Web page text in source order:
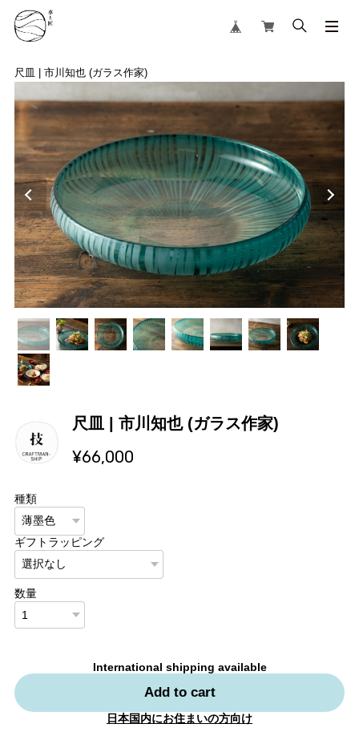
尺皿 | 市川知也 (ガラス作家)
尺皿 | 市川知也 (ガラス作家)
¥66,000
種類
ギフトラッピング
数量
International shipping available
Add to cart
日本国内にお住まいの方向け